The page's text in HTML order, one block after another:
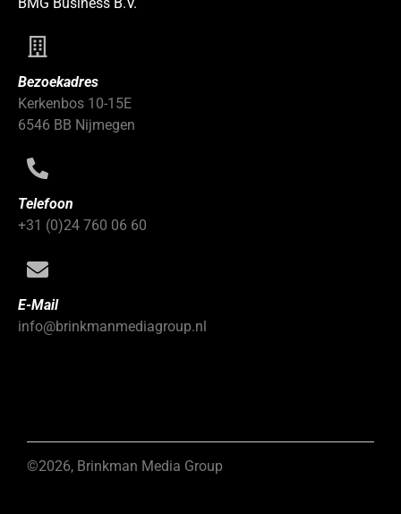
Bezoekadres
Kerkenbos 10-15E
6546 BB Nijmegen
Telefoon
+31 (0)24 760 06 60
E-Mail
info@brinkmanmediagroup.nl
©2026, Brinkman Media Group